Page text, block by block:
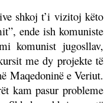
shkoj t’i vizitoj këto
ende ish komuniste
komunist jugosllav,
me dy projekte të
Maqedoninë e Veriut.
kam pasur probleme